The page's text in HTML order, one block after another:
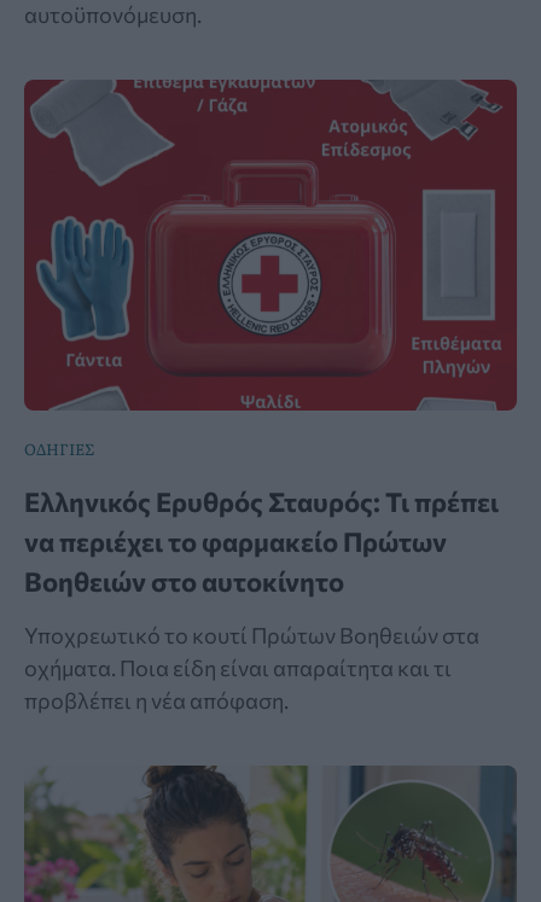
αυτοϋπονόμευση.
ΟΔΗΓΙΕΣ
Ελληνικός Ερυθρός Σταυρός: Τι πρέπει
να περιέχει το φαρμακείο Πρώτων
Βοηθειών στο αυτοκίνητο
Υποχρεωτικό το κουτί Πρώτων Βοηθειών στα
οχήματα. Ποια είδη είναι απαραίτητα και τι
προβλέπει η νέα απόφαση.